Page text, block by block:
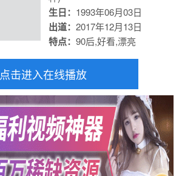
生日： 1993年06月03日
出道： 2017年12月13日
特点： 90后,好看,漂亮
点击进入在线播放